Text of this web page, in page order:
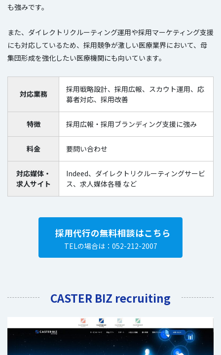
も強みです。
また、ダイレクトリクルーティング運用や採用マーケティング支援
にも対応しているため、採用競争が激しい医療業界において、母
集団形成を強化したい医療機関にも向いています。
対応業務
採用戦略設計、採用広報、スカウト運用、応
募者対応、採用改善
特徴 採用広報・採用ブランディング支援に強み
料金 要問い合わせ
対応媒体・
求人サイト
Indeed、ダイレクトリクルーティングサービ
ス、求人媒体各種 など
採用代行の無料相談はこちら
TELの場合は：052-212-2007
CASTER BIZ recruiting